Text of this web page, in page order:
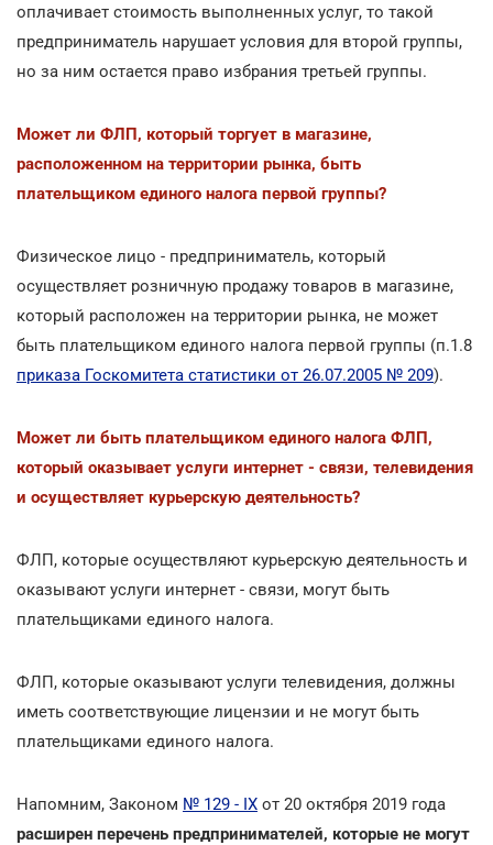
оплачивает стоимость выполненных услуг, то такой
предприниматель нарушает условия для второй группы,
но за ним остается право избрания третьей группы.
Может ли ФЛП, который торгует в магазине,
расположенном на территории рынка, быть
плательщиком единого налога первой группы?
Физическое лицо - предприниматель, который
осуществляет розничную продажу товаров в магазине,
который расположен на территории рынка, не может
быть плательщиком единого налога первой группы (п.1.8
приказа Госкомитета статистики от 26.07.2005 № 209).
Может ли быть плательщиком единого налога ФЛП,
который оказывает услуги интернет - связи, телевидения
и осуществляет курьерскую деятельность?
ФЛП, которые осуществляют курьерскую деятельность и
оказывают услуги интернет - связи, могут быть
плательщиками единого налога.
ФЛП, которые оказывают услуги телевидения, должны
иметь соответствующие лицензии и не могут быть
плательщиками единого налога.
Напомним, Законом № 129 - IX от 20 октября 2019 года
расширен перечень предпринимателей, которые не могут